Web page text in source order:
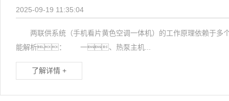
2025-09-19 11:35:04
两联供系统（手机看片黄色空调一体机）的工作原理依赖于
能解析： 一、热泵主机...
了解详情 +